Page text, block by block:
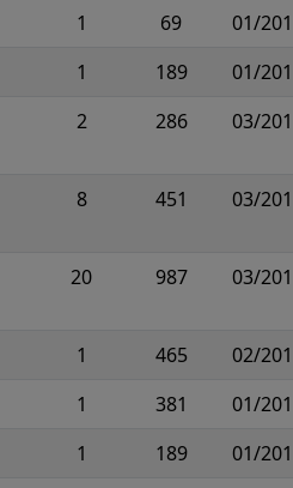
1 69
01/
1 189
01/
2 286 03/
8 451 03/
20 987 03/
1 465
02/
1 381
01/
1 189
01/